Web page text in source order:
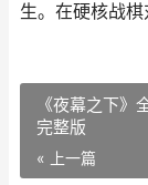
生。在硬核战棋
《夜幕之下》
完整版
« 上一篇